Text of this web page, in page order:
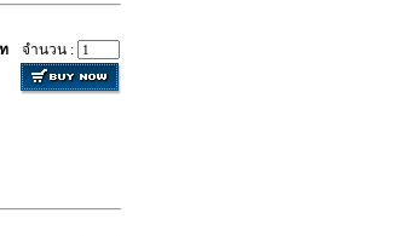
จำนวน :